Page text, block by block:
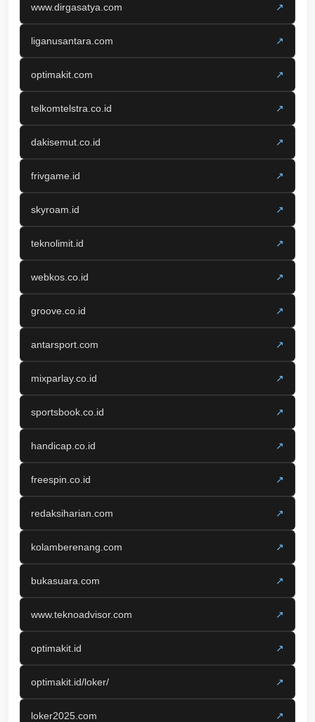
www.dirgasatya.com ↗
liganusantara.com ↗
optimakit.com ↗
telkomtelstra.co.id ↗
dakisemut.co.id ↗
frivgame.id ↗
skyroam.id ↗
teknolimit.id ↗
webkos.co.id ↗
groove.co.id ↗
antarsport.com ↗
mixparlay.co.id ↗
sportsbook.co.id ↗
handicap.co.id ↗
freespin.co.id ↗
redaksiharian.com ↗
kolamberenang.com ↗
bukasuara.com ↗
www.teknoadvisor.com ↗
optimakit.id ↗
optimakit.id/loker/ ↗
loker2025.com ↗